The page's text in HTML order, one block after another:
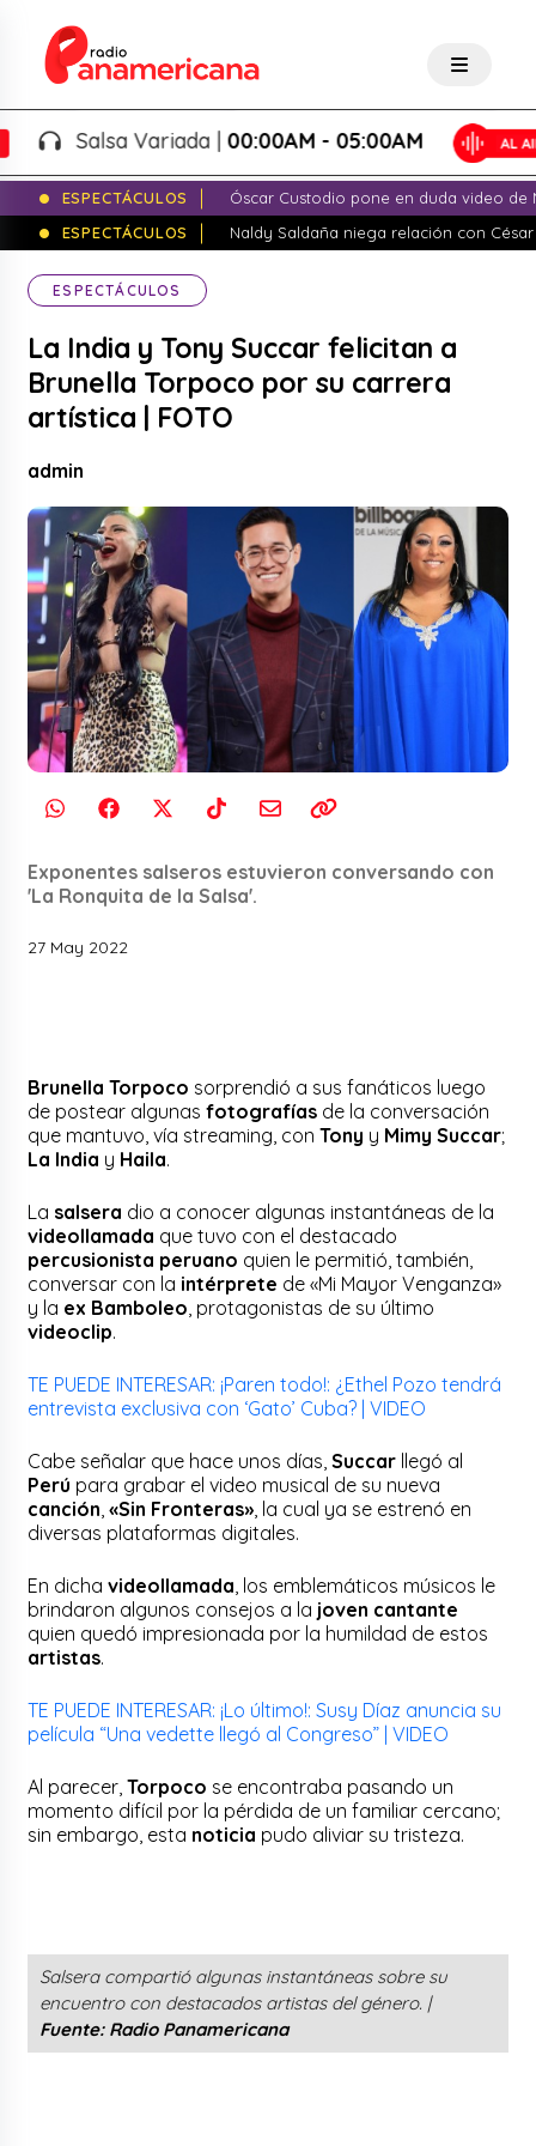
Salsa Variada |00:00AM - 05:00AM
ESPECTÁCULOS
Óscar Custodio pone en duda video de
ESPECTÁCULOS
Naldy Saldaña niega relación con
ESPECTÁCULOS
La India y Tony Succar felicitan a
Brunella Torpoco por su carrera
artística | FOTO
admin
Exponentes salseros estuvieron conversando con
'La Ronquita de la Salsa'.
27 May 2022
Brunella Torpoco sorprendió a sus fanáticos luego
de postear algunasfotografías de la conversación
que mantuvo, vía streaming, conTony y Mimy Succar;
La India y Haila.
La salsera dio a conocer algunas instantáneas de la
videollamada que tuvo con el destacado
percusionista peruano quien le permitió, también,
conversar con la intérprete de «Mi Mayor Venganza»
y la ex Bamboleo , protagonistas de su último
videoclip.
TE PUEDE INTERESAR: ¡Paren todo!: ¿Ethel Pozo tendrá
entrevista exclusiva con ‘Gato’ Cuba? | VIDEO
Cabe señalar que hace unos días,Succar llegó al
Perú para grabar el video musical de su nueva
canción ,«Sin Fronteras» , la cual ya se estrenó en
diversas plataformas digitales.
En dichavideollamada , los emblemáticos músicos le
brindaron algunos consejos a la joven cantante
quien quedó impresionada por la humildad de estos
artistas.
TE PUEDE INTERESAR: ¡Lo último!: Susy Díaz anuncia su
película “Una vedette llegó al Congreso” | VIDEO
Al parecer,Torpoco se encontraba pasando un
momento difícil por la pérdida de un familiar cercano;
sin embargo, esta noticia pudo aliviar su tristeza.
Salsera compartió algunas instantáneas sobre su
encuentro con destacados artistas del género. |
Fuente: Radio Panamericana